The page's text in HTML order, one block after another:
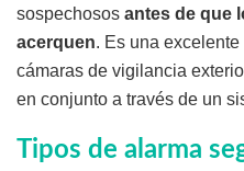
sospechosos antes de que
acerquen. Es una
cámaras de vigilancia
en conjunto a través de un
Tipos de alarma